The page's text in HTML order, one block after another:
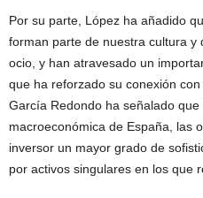
Por su parte, López ha añadido
forman parte de nuestra cultura
ocio, y han atravesado un
que ha reforzado su conexión
García Redondo ha señalado
macroeconómica de España, las
inversor un mayor grado de
por activos singulares en los que